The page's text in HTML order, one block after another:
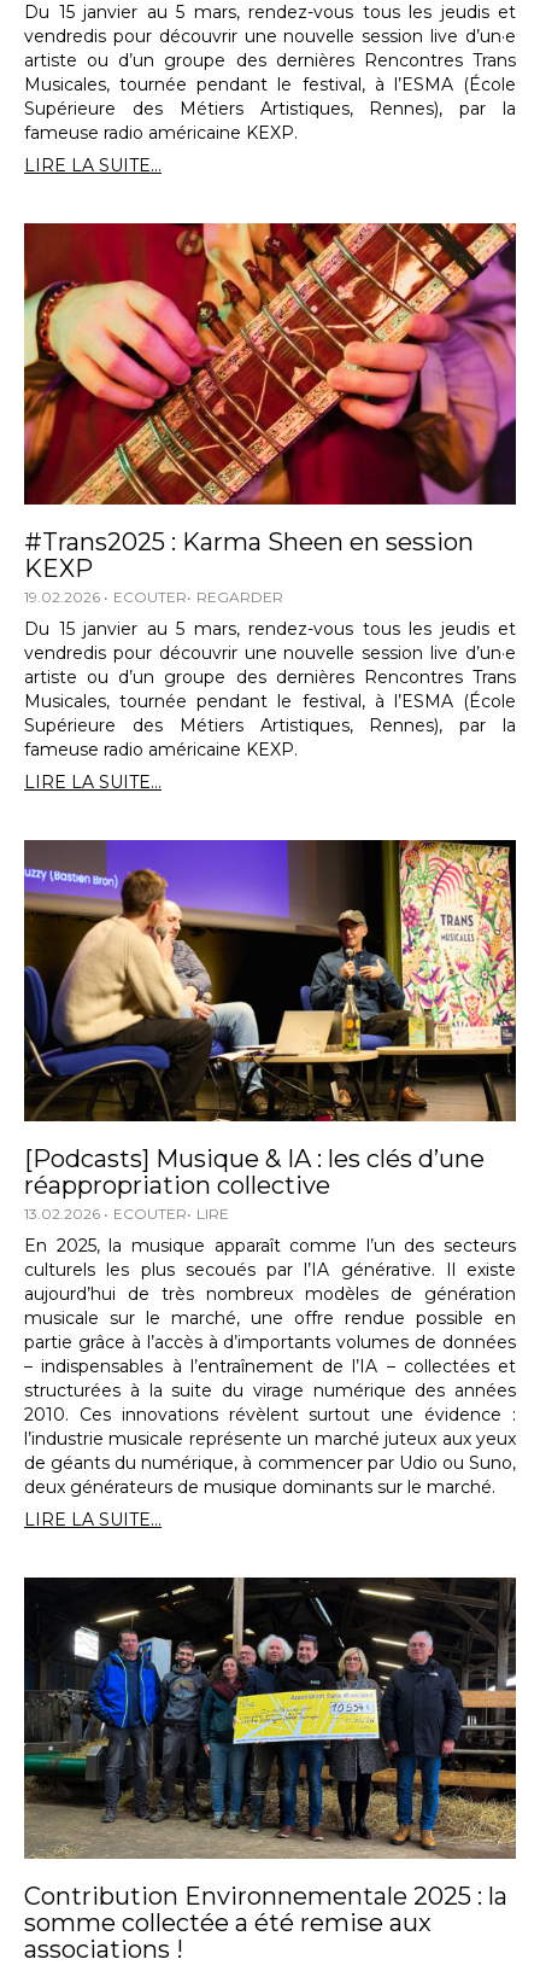
Du 15 janvier au 5 mars, rendez-vous tous les jeudis et
vendredis pour découvrir une nouvelle session live d’un·e
artiste ou d’un groupe des dernières Rencontres Trans
Musicales, tournée pendant le festival, à l’ESMA (École
Supérieure des Métiers Artistiques, Rennes), par la
fameuse radio américaine KEXP.
LIRE LA SUITE...
#Trans2025 : Karma Sheen en session
KEXP
19.02.2026 ECOUTER REGARDER
Du 15 janvier au 5 mars, rendez-vous tous les jeudis et
vendredis pour découvrir une nouvelle session live d’un·e
artiste ou d’un groupe des dernières Rencontres Trans
Musicales, tournée pendant le festival, à l’ESMA (École
Supérieure des Métiers Artistiques, Rennes), par la
fameuse radio américaine KEXP.
LIRE LA SUITE...
[Podcasts] Musique & IA : les clés d’une
réappropriation collective
13.02.2026 ECOUTER LIRE
En 2025, la musique apparaît comme l’un des secteurs
culturels les plus secoués par l’IA générative. Il existe
aujourd’hui de très nombreux modèles de génération
musicale sur le marché, une offre rendue possible en
partie grâce à l’accès à d’importants volumes de données
– indispensables à l’entraînement de l’IA – collectées et
structurées à la suite du virage numérique des années
2010. Ces innovations révèlent surtout une évidence :
l’industrie musicale représente un marché juteux aux yeux
de géants du numérique, à commencer par Udio ou Suno,
deux générateurs de musique dominants sur le marché.
LIRE LA SUITE...
Contribution Environnementale 2025 : la
somme collectée a été remise aux
associations !